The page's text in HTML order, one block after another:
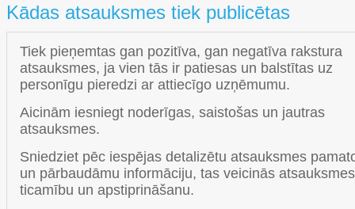
Kādas atsauksmes tiek publicētas
Tiek pieņemtas gan pozitīva, gan negatīva rakstura
atsauksmes, ja vien tās ir patiesas un balstītas uz
personīgu pieredzi ar attiecīgo uzņēmumu.
Aicinām iesniegt noderīgas, saistošas un jautras
atsauksmes.
Sniedziet pēc iespējas detalizētu atsauksmes
un pārbaudāmu informāciju, tas veicinās atsauksmes
ticamību un apstiprināšanu.